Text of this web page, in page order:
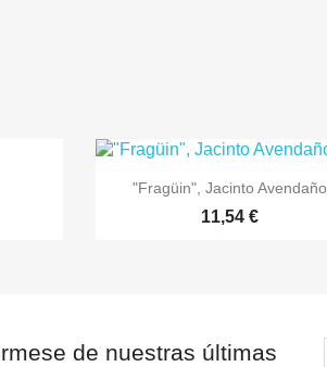
 Vista rápida
"Fragüin", Jacinto Avendaño
11,54 €
de nuestras últimas